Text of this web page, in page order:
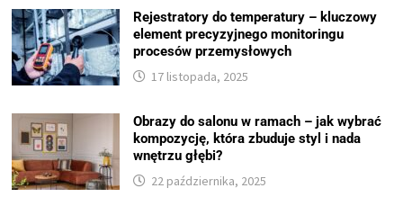
Rejestratory do temperatury – kluczowy
element precyzyjnego monitoringu
procesów przemysłowych
17 listopada, 2025
Obrazy do salonu w ramach – jak wybrać
kompozycję, która zbuduje styl i nada
wnętrzu głębi?
22 października, 2025